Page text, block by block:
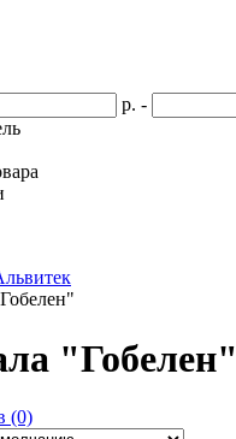
р. -
"Гобелен"
(0)